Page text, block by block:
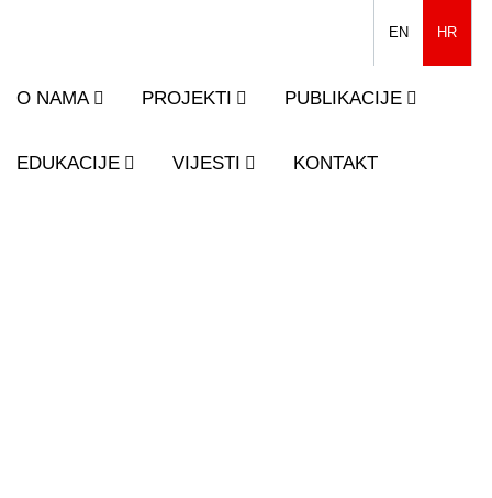
EN HR
O NAMA PROJEKTI PUBLIKACIJE
EDUKACIJE VIJESTI KONTAKT